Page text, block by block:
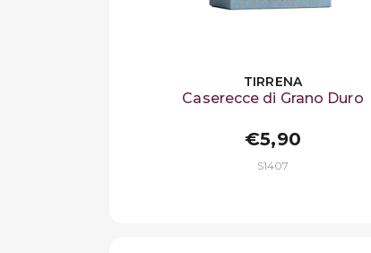
TIRRENA
Caserecce di Grano Duro
€5,90
S1407